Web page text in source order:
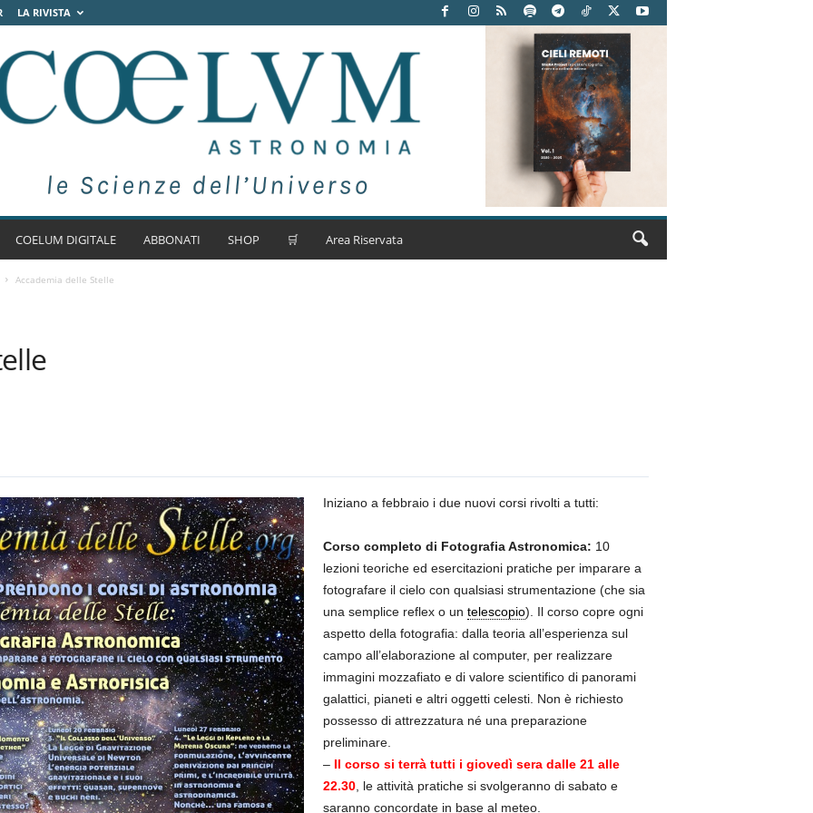
LA RIVISTA
COELUM DIGITALE ABBONATI SHOP 🛒 Area Riservata
Accademia delle Stelle
Iniziano a febbraio i due nuovi corsi rivolti a tutti:
Corso completo di Fotografia Astronomica: 10
lezioni teoriche ed esercitazioni pratiche per imparare a
fotografare il cielo con qualsiasi strumentazione (che sia
una semplice reflex o un telescopio). Il corso copre ogni
aspetto della fotografia: dalla teoria all’esperienza sul
campo all’elaborazione al computer, per realizzare
immagini mozzafiato e di valore scientifico di panorami
galattici, pianeti e altri oggetti celesti. Non è richiesto
possesso di attrezzatura né una preparazione
preliminare.
– Il corso si terrà tutti i giovedì sera dalle 21 alle
22.30, le attività pratiche si svolgeranno di sabato e
saranno concordate in base al meteo.